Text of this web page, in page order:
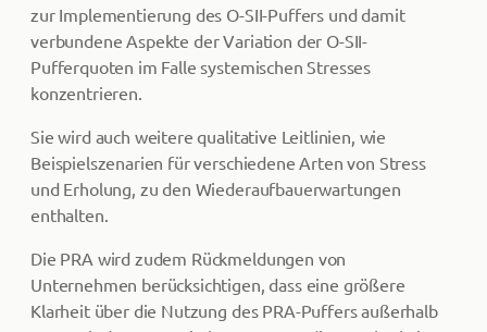
zur Implementierung des O-SII-Puffers und damit
verbundene Aspekte der Variation der O-SII-
Pufferquoten im Falle systemischen Stresses
konzentrieren.
Sie wird auch weitere qualitative Leitlinien, wie
Beispielszenarien für verschiedene Arten von Stress
und Erholung, zu den Wiederaufbauerwartungen
enthalten.
Die PRA wird zudem Rückmeldungen von
Unternehmen berücksichtigen, dass eine größere
Klarheit über die Nutzung des PRA-Puffers außerhalb